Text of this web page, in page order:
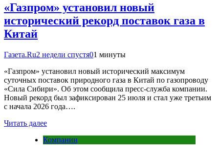
«Газпром» установил новый
исторический рекорд поставок газа в
Китай
Газета.Ru2 недели спустя01 минуты
«Газпром» установил новый исторический максимум
суточных поставок природного газа в Китай по газопроводу
«Сила Сибири». Об этом сообщила пресс-служба компании.
Новый рекорд был зафиксирован 25 июля и стал уже третьим
с начала 2026 года….
Читать далее
Компании